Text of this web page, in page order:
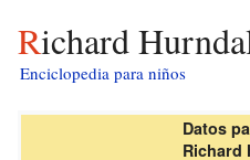
Richard
Enciclopedia para niños
Datos
Richard